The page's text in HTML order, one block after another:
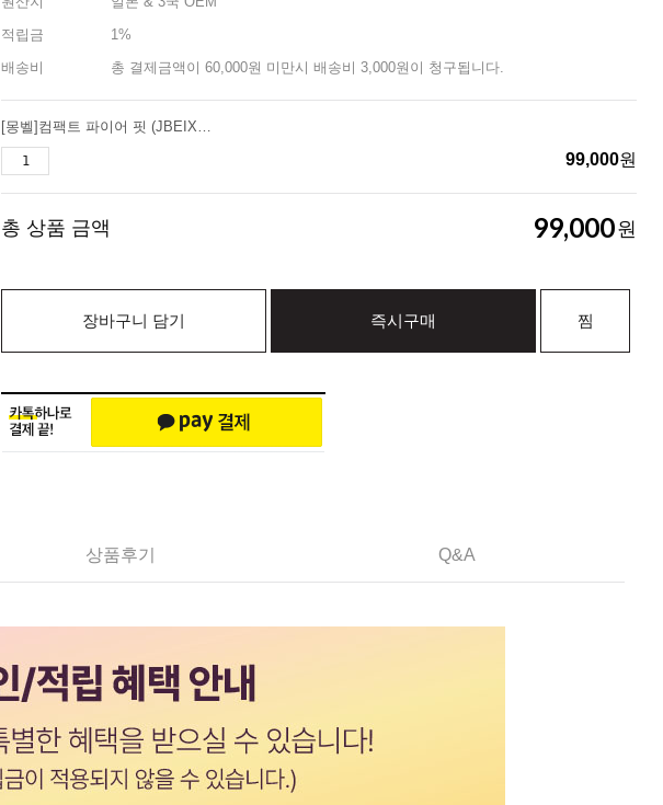
적립금
1%
배송비
총 결제금액이 60,000원 미만시 배송비 3,000원이 청구됩니다.
[몽벨]컴팩트 파이어 핏 (JBEIXUPF371)
99,000원
총 상품 금액 99,000원
장바구니 담기 즉시구매 찜
상품후기 Q&A